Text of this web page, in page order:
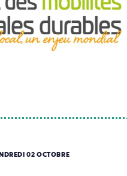
02 OCTOBRE